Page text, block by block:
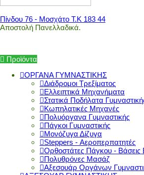
Πίνδου 76 - Μοσχάτο Τ.Κ 183 44
Αποστολή Πανελλαδικά.
Προϊόντα
ΟΡΓΑΝΑ ΓΥΜΝΑΣΤΙΚΗΣ
Διάδρομοι Τρεξίματος
Ελλειπτικά Μηχανήματα
Στατικά Ποδήλατα
Κωπηλατικές Μηχανές
Πολυόργανα Γυμναστικής
Πάγκοι Γυμναστικής
Μονόζυγα Δίζυγα
Steppers - Αεροπερπατητές
Ορθοστάτες Πάγκου -
Πολυθρόνες Μασάζ
Αξεσουάρ Οργάνων